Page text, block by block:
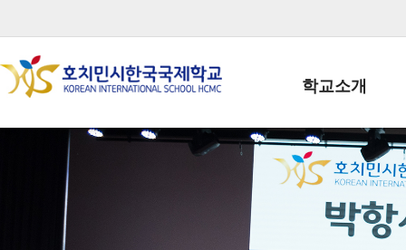
학교소개
학교장인사말
학생회장인사말
학교상징